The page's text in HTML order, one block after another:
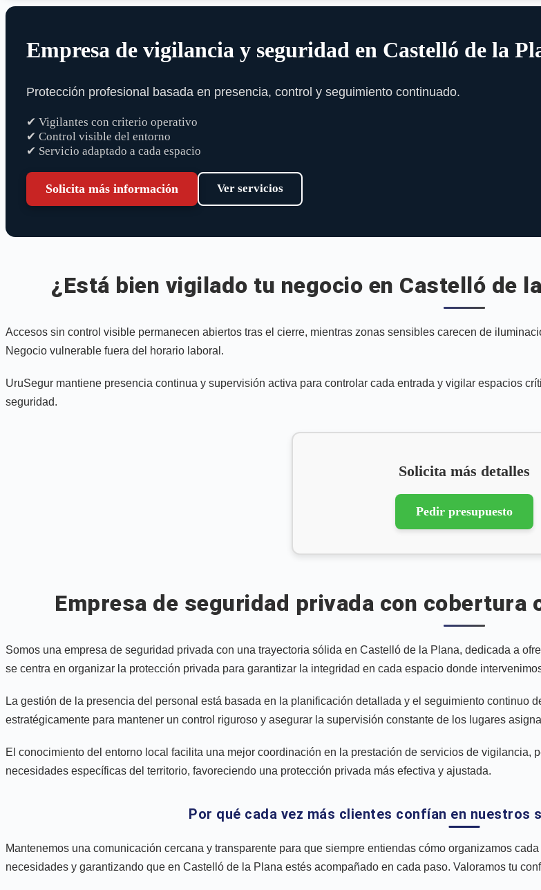
Empresa de vigilancia y seguridad en Castelló de la
Protección profesional basada en presencia, control y seguimiento continuado.
✔ Vigilantes con criterio operativo
✔ Control visible del entorno
✔ Servicio adaptado a cada espacio
Solicita más información Ver servicios
¿Está bien vigilado tu negocio en Castelló de
Accesos sin control visible permanecen abiertos tras el cierre, mientras zonas sensibles carecen de
Negocio vulnerable fuera del horario laboral.
UruSegur mantiene presencia continua y supervisión activa para controlar cada entrada y vigilar espacios
seguridad.
Solicita más detalles
Pedir presupuesto
Empresa de seguridad privada con cobertura
Somos una empresa de seguridad privada con una trayectoria sólida en Castelló de la Plana, dedicada a
se centra en organizar la protección privada para garantizar la integridad en cada espacio donde
La gestión de la presencia del personal está basada en la planificación detallada y el seguimiento continuo
estratégicamente para mantener un control riguroso y asegurar la supervisión constante de los lugares
El conocimiento del entorno local facilita una mejor coordinación en la prestación de servicios de
necesidades específicas del territorio, favoreciendo una protección privada más efectiva y ajustada.
Por qué cada vez más clientes confían en nuestros
Mantenemos una comunicación cercana y transparente para que siempre entiendas cómo organizamos
necesidades y garantizando que en Castelló de la Plana estés acompañado en cada paso. Valoramos tu